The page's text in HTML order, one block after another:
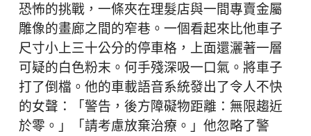
恐怖的挑戰，一條夾在理髮店與一間專賣金屬
雕像的畫廊之間的窄巷。一個看起來比他車子
尺寸小上三十公分的停車格，上面還灑著一層
可疑的白色粉末。何手殘深吸一口氣。將車子
打了倒檔。他的車載語音系統發出了令人不快
的女聲：「警告，後方障礙物距離：無限趨近
於零。」「請考慮放棄治療。」他忽略了警